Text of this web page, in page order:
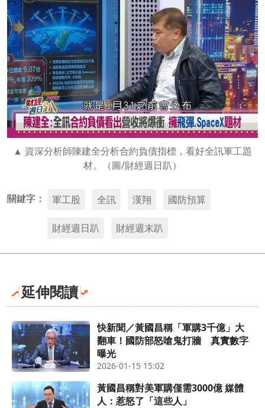
資深分析師陳建全分析合約負債指標，看好全訊軍工題
材。（圖/財經週日趴）
關鍵字： 軍工股 全訊 漢翔 國防預算
財經週日趴 財經週末趴
延伸閱讀
快新聞／黃國昌稱「軍購3千億」大
翻車！國防部怒嗆鬼打牆 真實數字
曝光
2026-01-15 15:02
黃國昌稱對美軍購僅需3000億 媒體
人：惹怒了「這些人」